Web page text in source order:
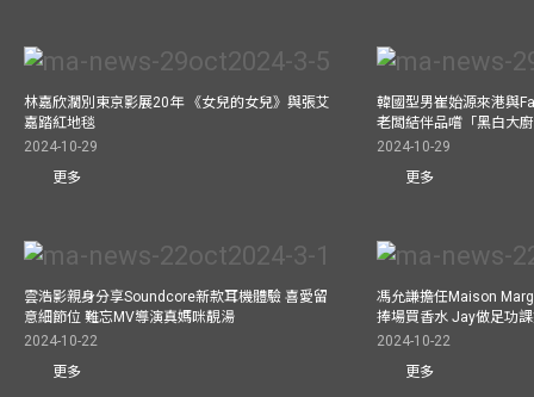
林嘉欣濶別東京影展20年 《女兒的女兒》與張艾
嘉踏紅地毯
2024-10-29
更多
韓國型男崔始源來港與
老闆結伴品嚐「黑白大
2024-10-29
更多
雲浩影親身分享Soundcore新款耳機體驗 喜愛留
意細節位 難忘MV導演真媽咪靚湯
2024-10-22
更多
馮允謙擔任Maison
捧場買香水 Jay做足功
2024-10-22
更多